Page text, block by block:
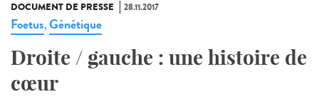
DOCUMENT DE PRESSE 28.11.2017
Foetus,Génétique
Droite / gauche : une histoire de
cœur